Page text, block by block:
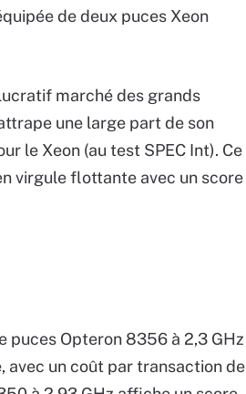
de deux puces Xeon
marché des grands
une large part de son
le Xeon (au test SPEC Int). Ce
virgule flottante avec un score
puces Opteron 8356 à 2,3 GHz
avec un coût par transaction de